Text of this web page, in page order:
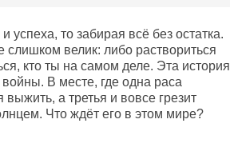
успеха, то забирая всё без остатка.
велик: либо раствориться
кто ты на самом деле. Эта история
В месте, где одна раса
а третья и вовсе грезит
Что ждёт его в этом мире?